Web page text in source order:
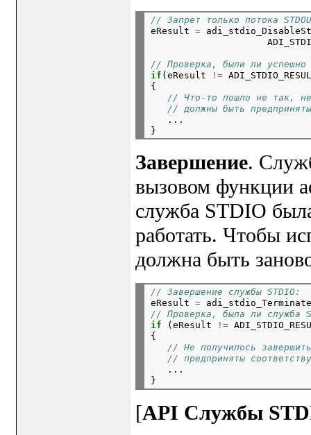
// Запрет только потока
eResult =
// Проверка, были ли успешно
if (eResult !=
{
// Что-то пошло не так, не
// должны быть
   ...
Завершение.
вызовом функции
служба STDIO
работать. Чтобы
должна быть
// Завершение службы STDIO:
eResult =
// Проверка, была ли служба
if (eResult !=
{
// Не получилось
// предприняты
   ...
[API Службы